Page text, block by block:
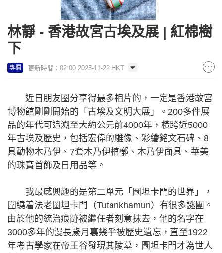
林靜 - 香港故宮古埃及展 | 紅棉樹
下
專欄 更新時間：02:00 2025-11-22 HKT
近日朋友圈分享得最多相片的，一定是香港故宮
博物館剛剛開始的「古埃及文明大展」。200多件展
品的年代可追溯至大約公元前4000年，橫跨近5000
年古埃及歷史，包括宏偉的雕像、彩繪銘文石碑、8
具動物木乃伊、7套木乃伊棺槨、木乃伊面具、華美
的珠寶首飾及日用品等。
我最感興趣的是第二單元「圖坦卡門的世界」，
圍繞着法老圖坦卡門（Tutankhamun）有很多謎團。
由於他的統治痕跡被繼任者刻意抹去，他的名字在
3000多年的漫長歲月裏幾乎被歷史遺忘，直至1922
年考古學家在帝王谷發現其陵墓，圖坦卡門才為世人